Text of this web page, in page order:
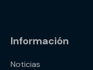
Información
Noticias